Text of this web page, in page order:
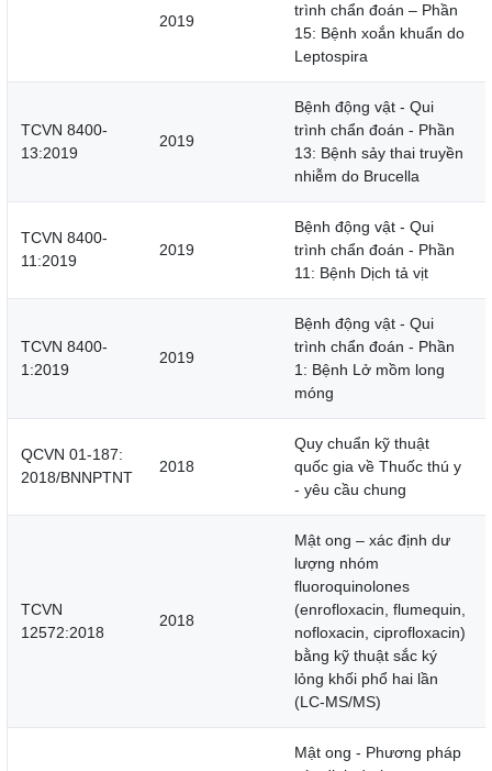
2019
trình chẩn đoán – Phần
15: Bệnh xoắn khuẩn do
Leptospira
TCVN 8400-
13:2019
2019
Bệnh động vật - Qui
trình chẩn đoán - Phần
13: Bệnh sảy thai truyền
nhiễm do Brucella
TCVN 8400-
11:2019
2019
Bệnh động vật - Qui
trình chẩn đoán - Phần
11: Bệnh Dịch tả vịt
TCVN 8400-
1:2019
2019
Bệnh động vật - Qui
trình chẩn đoán - Phần
1: Bệnh Lở mồm long
móng
QCVN 01-187:
2018/BNNPTNT
2018
Quy chuẩn kỹ thuật
quốc gia về Thuốc thú y
- yêu cầu chung
TCVN
12572:2018
2018
Mật ong – xác định dư
lượng nhóm
fluoroquinolones
(enrofloxacin, flumequin,
nofloxacin, ciprofloxacin)
bằng kỹ thuật sắc ký
lỏng khối phổ hai lần
(LC-MS/MS)
Mật ong - Phương pháp